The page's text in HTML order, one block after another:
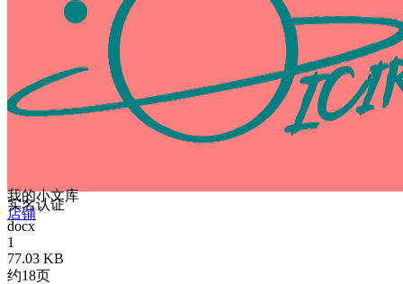
我的小文库
实名认证
店铺
docx
1
77.03 KB
约18页